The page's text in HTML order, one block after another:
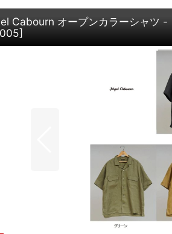
Cabourn オープンカラーシャ
]